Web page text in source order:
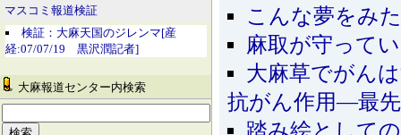
マスコミ報道検証
検証：大麻天国のジレンマ[産
経:07/07/19 黒沢潤記者]
大麻報道センター内検索
こんな夢をみた
麻取が守って
大麻草でがん
抗がん作用―最